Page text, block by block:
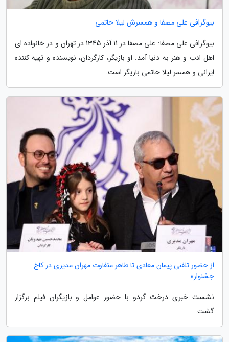
بیوگرافی علی مصفا و همسرش لیلا حاتمی
بیوگرافی علی مصفا: علی مصفا در 11 آذر 1345 در تهران و در خانواده ای
اهل ادب و هنر به دنیا آمد. او بازیگر، کارگردان، نویسنده و تهیه کننده
ایرانی و همسر لیلا حاتمی بازیگر است.
از حضور تلفنی پیمان معادی تا ظاهر متفاوت مهران مدیری در کاخ
جشنواره
نشست خبری درخت گردو با حضور عوامل و بازیگران فیلم برگزار
گشت.